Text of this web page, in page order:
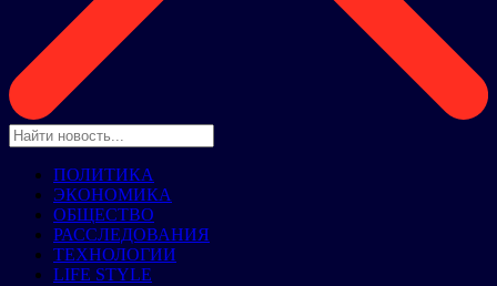
ПОЛИТИКА
ЭКОНОМИКА
ОБЩЕСТВО
РАССЛЕДОВАНИЯ
ТЕХНОЛОГИИ
LIFE STYLE